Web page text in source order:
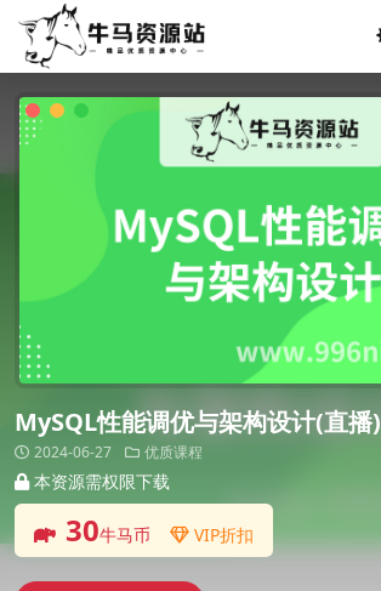
MySQL性能调优与架构设计(直播)
2024-06-27 优质课程
本资源需权限下载
30牛马币 VIP折扣